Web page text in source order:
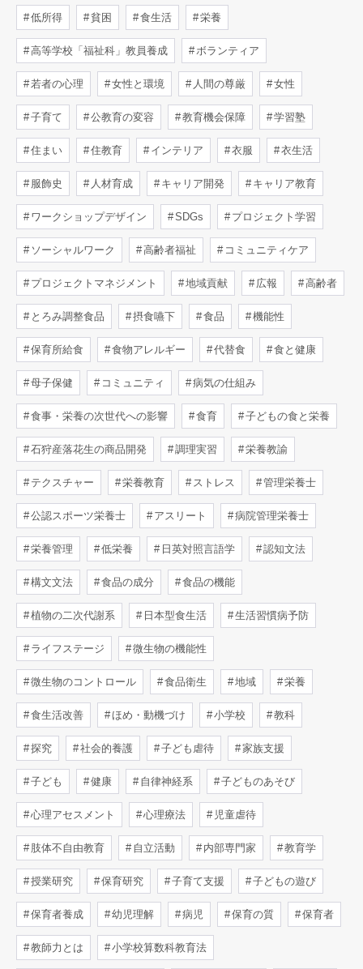
低所得 貧困 食生活 栄養
高等学校「福祉科」教員養成 ボランティア
若者の心理 女性と環境 人間の尊厳 女性
子育て 公教育の変容 教育機会保障 学習塾
住まい 住教育 インテリア 衣服 衣生活
服飾史 人材育成 キャリア開発 キャリア教育
ワークショップデザイン SDGs プロジェクト学習
ソーシャルワーク 高齢者福祉 コミュニティケア
プロジェクトマネジメント 地域貢献 広報 高齢者
とろみ調整食品 摂食嚥下 食品 機能性
保育所給食 食物アレルギー 代替食 食と健康
母子保健 コミュニティ 病気の仕組み
食事・栄養の次世代への影響 食育 子どもの食と栄養
石狩産落花生の商品開発 調理実習 栄養教諭
テクスチャー 栄養教育 ストレス 管理栄養士
公認スポーツ栄養士 アスリート 病院管理栄養士
栄養管理 低栄養 日英対照言語学 認知文法
構文文法 食品の成分 食品の機能
植物の二次代謝系 日本型食生活 生活習慣病予防
ライフステージ 微生物の機能性
微生物のコントロール 食品衛生 地域 栄養
食生活改善 ほめ・動機づけ 小学校 教科
探究 社会的養護 子ども虐待 家族支援
子ども 健康 自律神経系 子どものあそび
心理アセスメント 心理療法 児童虐待
肢体不自由教育 自立活動 内部専門家 教育学
授業研究 保育研究 子育て支援 子どもの遊び
保育者養成 幼児理解 病児 保育の質 保育者
教師力とは 小学校算数科教育法